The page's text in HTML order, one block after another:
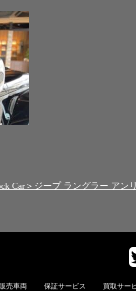
Car＞ジープ ラングラー アン
売車両 保証サービス 買取サー